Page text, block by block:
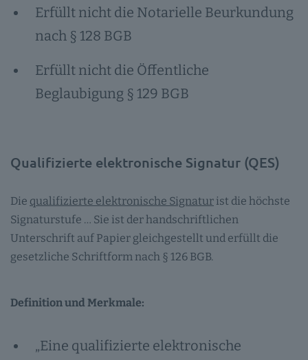
Erfüllt nicht die Notarielle Beurkundung
nach § 128 BGB
Erfüllt nicht die Öffentliche
Beglaubigung § 129 BGB
Qualifizierte elektronische Signatur (QES)
Die qualifizierte elektronische Signatur ist die höchste
Signaturstufe … Sie ist der handschriftlichen
Unterschrift auf Papier gleichgestellt und erfüllt die
gesetzliche Schriftform nach § 126 BGB.
Definition und Merkmale:
„Eine qualifizierte elektronische